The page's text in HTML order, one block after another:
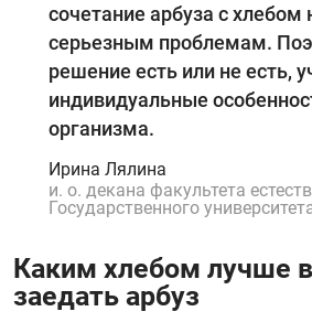
сочетание арбуза с хлебом
серьезным проблемам.
решение есть или не есть,
индивидуальные
организма.
Ирина Лялина
и. о. декана факультета
Государственного
Каким хлебом лучше
заедать арбуз